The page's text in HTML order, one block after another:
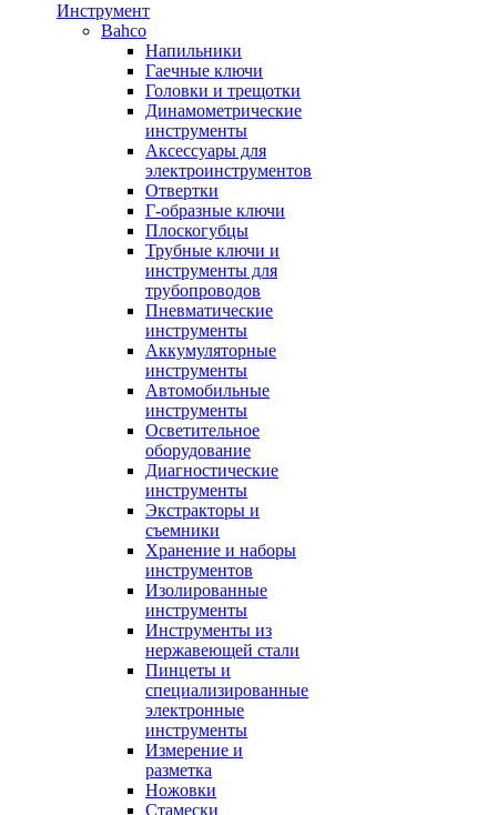
Инструмент
Bahco
Напильники
Гаечные ключи
Головки и трещотки
Динамометрические
инструменты
Аксессуары для
электроинструментов
Отвертки
Г-образные ключи
Плоскогубцы
Трубные ключи и
инструменты для
трубопроводов
Пневматические
инструменты
Аккумуляторные
инструменты
Автомобильные
инструменты
Осветительное
оборудование
Диагностические
инструменты
Экстракторы и
съемники
Хранение и наборы
инструментов
Изолированные
инструменты
Инструменты из
нержавеющей стали
Пинцеты и
специализированные
электронные
инструменты
Измерение и
разметка
Ножовки
Стамески